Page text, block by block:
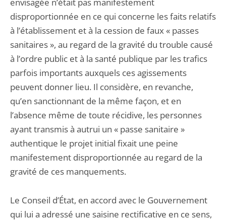
disproportionnée en ce qui concerne les faits relatifs
à l’établissement et à la cession de faux « passes
sanitaires », au regard de la gravité du trouble causé
à l’ordre public et à la santé publique par les trafics
parfois importants auxquels ces agissements
peuvent donner lieu. Il considère, en revanche,
qu’en sanctionnant de la même façon, et en
l’absence même de toute récidive, les personnes
ayant transmis à autrui un « passe sanitaire »
authentique le projet initial fixait une peine
manifestement disproportionnée au regard de la
gravité de ces manquements.
Le Conseil d’État, en accord avec le Gouvernement
qui lui a adressé une saisine rectificative en ce sens,